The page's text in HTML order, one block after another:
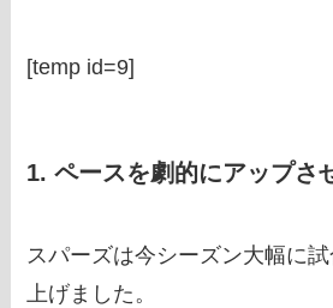
[temp id=9]
1. ペースを劇的にアップさ
スパーズは今シーズン大幅に
上げました。